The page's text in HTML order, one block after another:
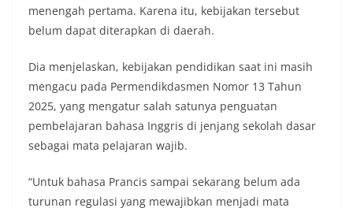
menengah pertama. Karena itu, kebijakan tersebut
belum dapat diterapkan di daerah.
Dia menjelaskan, kebijakan pendidikan saat ini masih
mengacu pada Permendikdasmen Nomor 13 Tahun
2025, yang mengatur salah satunya penguatan
pembelajaran bahasa Inggris di jenjang sekolah dasar
sebagai mata pelajaran wajib.
“Untuk bahasa Prancis sampai sekarang belum ada
turunan regulasi yang mewajibkan menjadi mata